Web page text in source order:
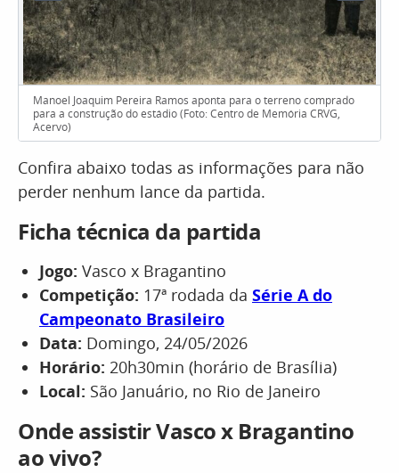
Manoel Joaquim Pereira Ramos aponta para o terreno comprado
para a construção do estádio (Foto: Centro de Memória CRVG,
Acervo)
Confira abaixo todas as informações para não
perder nenhum lance da partida.
Ficha técnica da partida
Jogo: Vasco x Bragantino
Competição: 17ª rodada da Série A do
Campeonato Brasileiro
Data: Domingo, 24/05/2026
Horário: 20h30min (horário de Brasília)
Local: São Januário, no Rio de Janeiro
Onde assistir Vasco x Bragantino
ao vivo?